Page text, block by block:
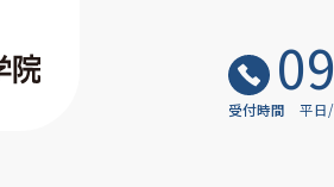
受付時間 平日/